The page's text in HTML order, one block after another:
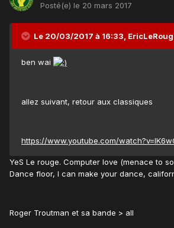
Posté(e) le 20 mars 2017
Le 20/03/2017 à 16:33,
ben wai
allez suivant, retour aux classiques
https://www.youtube.com/
YeS Le rouge. Computer love (menace to
Dance floor, I can make your dance,
Roger Troutman et sa bande > all